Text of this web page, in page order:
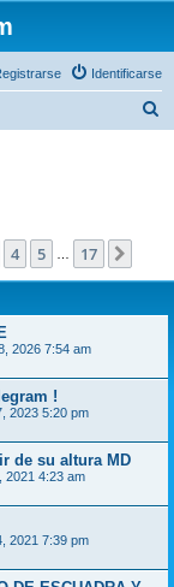
Identificarse
17
4 5 17
2026 7:54 am
!
2023 5:20 pm
de su altura MD
2021 4:23 am
2021 7:39 pm